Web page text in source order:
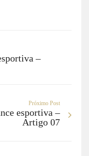
–
Próximo Post
esportiva –
Artigo 07